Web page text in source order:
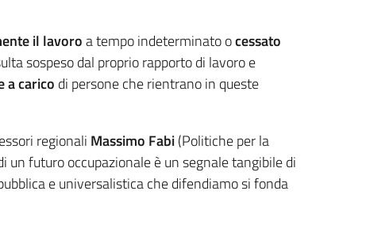
il lavoroa tempo indeterminato ocessato
sospeso dal proprio rapporto di lavoro e
a carico di persone che rientrano in queste
regionali Massimo Fabi(Politiche per la
un futuro occupazionale è un segnale tangibile di
e universalistica che difendiamo si fonda